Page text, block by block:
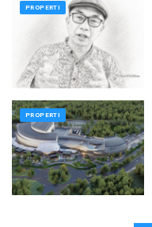
PROPERTI
PROPERTI